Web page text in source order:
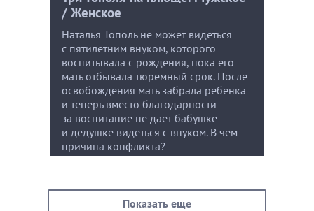
/ Женское
Наталья Тополь не может видеться
с пятилетним внуком, которого
воспитывала с рождения, пока его
мать отбывала тюремный срок. После
освобождения мать забрала ребенка
и теперь вместо благодарности
за воспитание не дает бабушке
и дедушке видеться с внуком. В чем
причина конфликта?
Показать еще